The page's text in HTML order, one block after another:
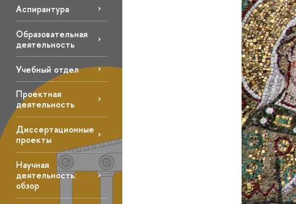
Аспирантура
Образовательная
деятельность
Учебный отдел
Проектная
деятельность
Диссертационные
проекты
Научная
деятельность:
обзор